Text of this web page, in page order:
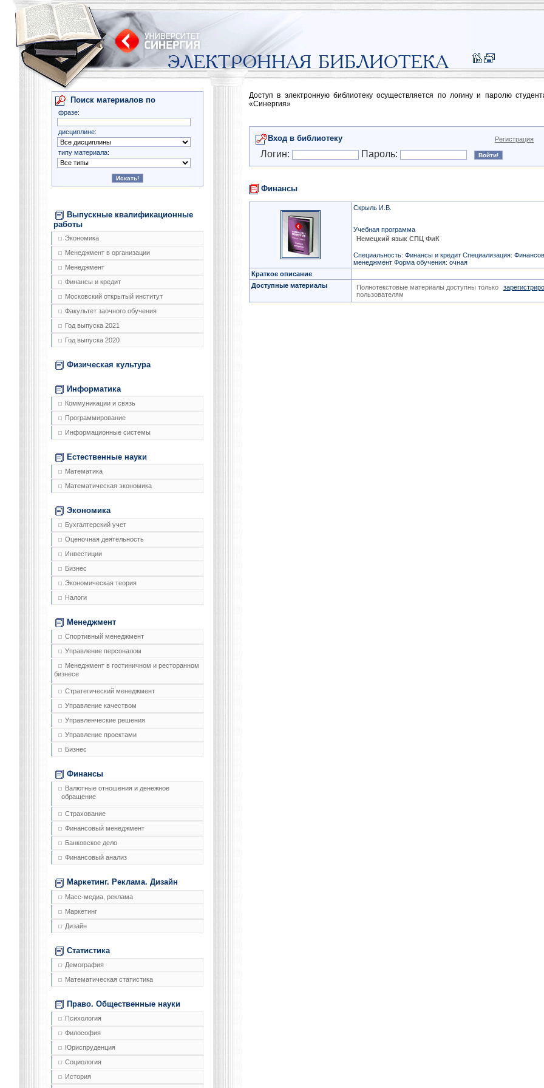
Поиск материалов по
фразе:
дисциплине:
типу материала:
Выпускные квалификационные
работы
Экономика
Менеджмент в организации
Менеджмент
Финансы и кредит
Московский открытый институт
Факультет заочного обучения
Год выпуска 2021
Год выпуска 2020
Физическая культура
Информатика
Коммуникации и связь
Программирование
Информационные системы
Естественные науки
Математика
Математическая экономика
Экономика
Бухгалтерский учет
Оценочная деятельность
Инвестиции
Бизнес
Экономическая теория
Налоги
Менеджмент
Спортивный менеджмент
Управление персоналом
Менеджмент в гостиничном и ресторанном
бизнесе
Стратегический менеджмент
Управление качеством
Управленческие решения
Управление проектами
Бизнес
Финансы
Валютные отношения и денежное
обращение
Страхование
Финансовый менеджмент
Банковское дело
Финансовый анализ
Маркетинг. Реклама. Дизайн
Масс-медиа, реклама
Маркетинг
Дизайн
Статистика
Демография
Математическая статистика
Право. Общественные науки
Психология
Философия
Юриспруденция
Социология
История
Доступ в электронную библиотеку осуществляется по логину и паролю
«Синергия»
Вход в библиотеку Регистрация
Логин: Пароль:
Финансы
Скрыль И.В.
Учебная программа
Немецкий язык СПЦ ФиК
Специальность: Финансы и кредит Специализация:
менеджмент Форма обучения: очная
Краткое описание
Доступные материалы
Полнотекстовые материалы доступны только
пользователям